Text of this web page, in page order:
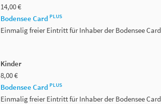
14,00 €
Bodensee Card PLUS
Einmalig freier Eintritt für Inhaber der Bodensee Card
Kinder
8,00 €
Bodensee Card PLUS
Einmalig freier Eintritt für Inhaber der Bodensee Card